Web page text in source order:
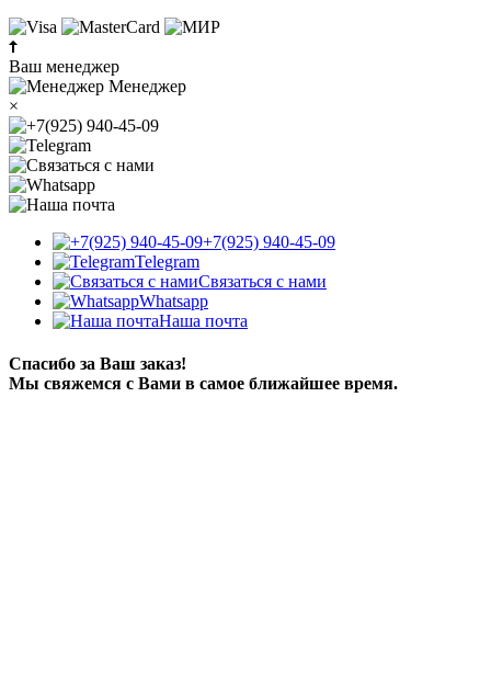
Ваш менеджер
Менеджер
×
+7(925) 940-45-09
Telegram
Связаться с нами
Whatsapp
Наша почта
Спасибо за Ваш заказ!
Мы свяжемся с Вами в самое ближайшее время.